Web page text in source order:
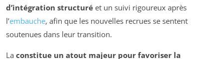
d’intégration structuré et un suivi rigoureux après
l’embauche, afin que les nouvelles recrues se sentent
soutenues dans leur transition.
La constitue un atout majeur pour favoriser la